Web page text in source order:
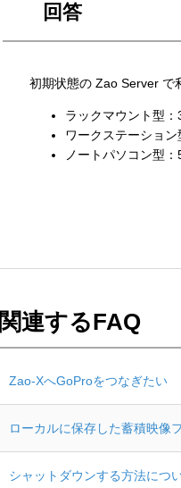
回答
初期状態の Zao Server で
ラックマウント型：
ワークステーショ
ノートパソコン型
関連するFAQ
Zao-XへGoProをつなぎたい
ローカルに保存した蓄積映像
シャットダウンする方法につ